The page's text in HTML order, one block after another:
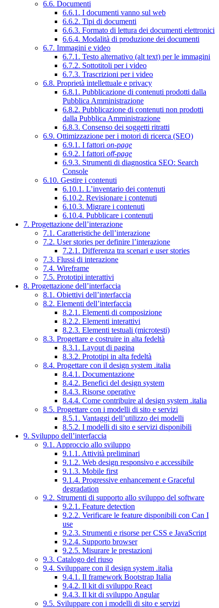
6.6. Documenti
6.6.1. I documenti vanno sul web
6.6.2. Tipi di documenti
6.6.3. Formato di lettura dei documenti elettronici
6.6.4. Modalità di produzione dei documenti
6.7. Immagini e video
6.7.1. Testo alternativo (alt text) per le immagini
6.7.2. Sottotitoli per i video
6.7.3. Trascrizioni per i video
6.8. Proprietà intellettuale e privacy
6.8.1. Pubblicazione di contenuti prodotti dalla
Pubblica Amministrazione
6.8.2. Pubblicazione di contenuti non prodotti
dalla Pubblica Amministrazione
6.8.3. Consenso dei soggetti ritratti
6.9. Ottimizzazione per i motori di ricerca (SEO)
6.9.1. I fattori on-page
6.9.2. I fattori off-page
6.9.3. Strumenti di diagnostica SEO: Search
Console
6.10. Gestire i contenuti
6.10.1. L’inventario dei contenuti
6.10.2. Revisionare i contenuti
6.10.3. Migrare i contenuti
6.10.4. Pubblicare i contenuti
7. Progettazione dell’interazione
7.1. Caratteristiche dell’interazione
7.2. User stories per definire l’interazione
7.2.1. Differenza tra scenari e user stories
7.3. Flussi di interazione
7.4. Wireframe
7.5. Prototipi interattivi
8. Progettazione dell’interfaccia
8.1. Obiettivi dell’interfaccia
8.2. Elementi dell’interfaccia
8.2.1. Elementi di composizione
8.2.2. Elementi interattivi
8.2.3. Elementi testuali (microtesti)
8.3. Progettare e costruire in alta fedeltà
8.3.1. Layout di pagina
8.3.2. Prototipi in alta fedeltà
8.4. Progettare con il design system .italia
8.4.1. Documentazione
8.4.2. Benefici del design system
8.4.3. Risorse operative
8.4.4. Come contribuire al design system .italia
8.5. Progettare con i modelli di sito e servizi
8.5.1. Vantaggi dell’utilizzo dei modelli
8.5.2. I modelli di sito e servizi disponibili
9. Sviluppo dell’interfaccia
9.1. Approccio allo sviluppo
9.1.1. Attività preliminari
9.1.2. Web design responsivo e accessibile
9.1.3. Mobile first
9.1.4. Progressive enhancement e Graceful
degradation
9.2. Strumenti di supporto allo sviluppo del software
9.2.1. Feature detection
9.2.2. Verificare le feature disponibili con Can I
use
9.2.3. Strumenti e risorse per CSS e JavaScript
9.2.4. Supporto browser
9.2.5. Misurare le prestazioni
9.3. Catalogo del riuso
9.4. Sviluppare con il design system .italia
9.4.1. Il framework Bootstrap Italia
9.4.2. Il kit di sviluppo React
9.4.3. Il kit di sviluppo Angular
9.5. Sviluppare con i modelli di sito e servizi